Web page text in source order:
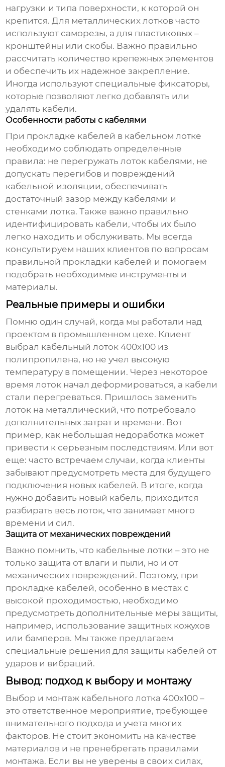
нагрузки и типа поверхности, к которой он
крепится. Для металлических лотков часто
используют саморезы, а для пластиковых –
кронштейны или скобы. Важно правильно
рассчитать количество крепежных элементов
и обеспечить их надежное закрепление.
Иногда используют специальные фиксаторы,
которые позволяют легко добавлять или
удалять кабели.
Особенности работы с кабелями
При прокладке кабелей в кабельном лотке
необходимо соблюдать определенные
правила: не перегружать лоток кабелями, не
допускать перегибов и повреждений
кабельной изоляции, обеспечивать
достаточный зазор между кабелями и
стенками лотка. Также важно правильно
идентифицировать кабели, чтобы их было
легко находить и обслуживать. Мы всегда
консультируем наших клиентов по вопросам
правильной прокладки кабелей и помогаем
подобрать необходимые инструменты и
материалы.
Реальные примеры и ошибки
Помню один случай, когда мы работали над
проектом в промышленном цехе. Клиент
выбрал кабельный лоток 400х100 из
полипропилена, но не учел высокую
температуру в помещении. Через некоторое
время лоток начал деформироваться, а кабели
стали перегреваться. Пришлось заменить
лоток на металлический, что потребовало
дополнительных затрат и времени. Вот
пример, как небольшая недоработка может
привести к серьезным последствиям. Или вот
еще: часто встречаем случаи, когда клиенты
забывают предусмотреть места для будущего
подключения новых кабелей. В итоге, когда
нужно добавить новый кабель, приходится
разбирать весь лоток, что занимает много
времени и сил.
Защита от механических повреждений
Важно помнить, что кабельные лотки – это не
только защита от влаги и пыли, но и от
механических повреждений. Поэтому, при
прокладке кабелей, особенно в местах с
высокой проходимостью, необходимо
предусмотреть дополнительные меры защиты,
например, использование защитных кожухов
или бамперов. Мы также предлагаем
специальные решения для защиты кабелей от
ударов и вибраций.
Вывод: подход к выбору и монтажу
Выбор и монтаж кабельного лотка 400х100 –
это ответственное мероприятие, требующее
внимательного подхода и учета многих
факторов. Не стоит экономить на качестве
материалов и не пренебрегать правилами
монтажа. Если вы не уверены в своих силах,